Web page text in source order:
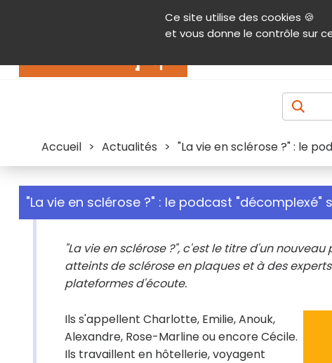
Ce site utilise des cookies 🍪
et vous donne le contrôle sur
Contenu Aide et accessibilité Menu
Accueil > Actualités > "La vie en sclérose ?" : le
"La vie en sclérose ?" : le podcast "décomplexé"
"La vie en sclérose ?", c'est le titre d'un
atteints de sclérose en plaques et à des
plateformes d'écoute.
Ils s'appellent Charlotte, Emilie, Anouk,
Alexandre, Rose-Marline ou encore Cécile.
Ils travaillent en hôtellerie, voyagent